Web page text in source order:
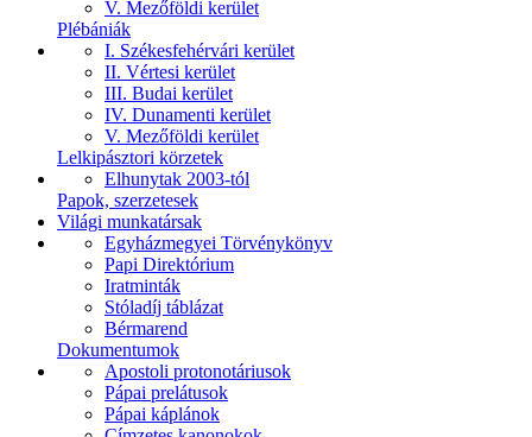
V. Mezőföldi kerület
Plébániák
I. Székesfehérvári kerület
II. Vértesi kerület
III. Budai kerület
IV. Dunamenti kerület
V. Mezőföldi kerület
Lelkipásztori körzetek
Elhunytak 2003-tól
Papok, szerzetesek
Világi munkatársak
Egyházmegyei Törvénykönyv
Papi Direktórium
Iratminták
Stóladíj táblázat
Bérmarend
Dokumentumok
Apostoli protonotáriusok
Pápai prelátusok
Pápai káplánok